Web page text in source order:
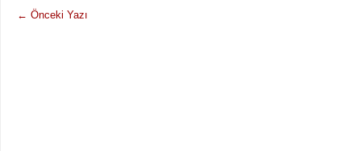
← Önceki Yazı